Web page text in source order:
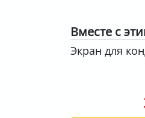
Вместе с
Экран для